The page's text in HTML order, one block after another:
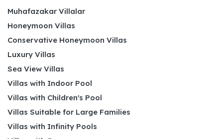
Muhafazakar Villalar
Honeymoon Villas
Conservative Honeymoon Villas
Luxury Villas
Sea View Villas
Villas with Indoor Pool
Villas with Children's Pool
Villas Suitable for Large Families
Villas with Infinity Pools